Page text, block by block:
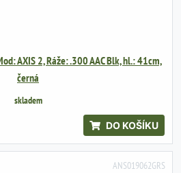
AXIS 2, Ráže: .300 AAC Blk, hl.: 41cm,
černá
skladem
DO KOŠÍKU
ANS019062GRS